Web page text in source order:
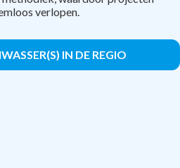
verlopen.
IN DE REGIO